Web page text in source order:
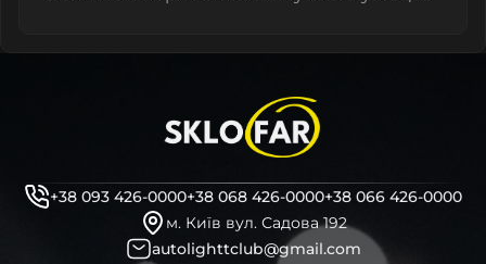
+38 093 426-0000+38 068 426-0000+38 066 426-0000
м. Київ вул. Садова 192
autolighttclub@gmail.com